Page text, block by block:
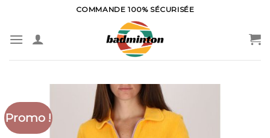
content
COMMANDE 100% SÉCURISÉE
Promo !